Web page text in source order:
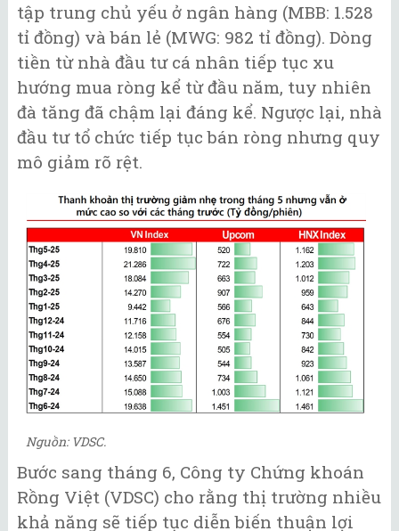
tập trung chủ yếu ở ngân hàng (MBB: 1.528
tỉ đồng) và bán lẻ (MWG: 982 tỉ đồng). Dòng
tiền từ nhà đầu tư cá nhân tiếp tục xu
hướng mua ròng kể từ đầu năm, tuy nhiên
đà tăng đã chậm lại đáng kể. Ngược lại, nhà
đầu tư tổ chức tiếp tục bán ròng nhưng quy
mô giảm rõ rệt.
Nguồn: VDSC.
Bước sang tháng 6, Công ty Chứng khoán
Rồng Việt (VDSC) cho rằng thị trường nhiều
khả năng sẽ tiếp tục diễn biến thuận lợi